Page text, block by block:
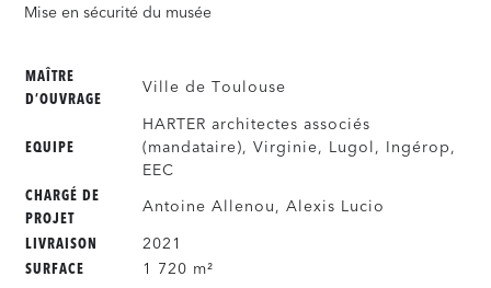
Mise en sécurité du musée
MAÎTRE
D’OUVRAGE
Ville de Toulouse
EQUIPE
HARTER architectes associés
(mandataire), Virginie, Lugol, Ingérop,
EEC
CHARGÉ DE
PROJET
Antoine Allenou, Alexis Lucio
LIVRAISON 2021
SURFACE 1 720 m²